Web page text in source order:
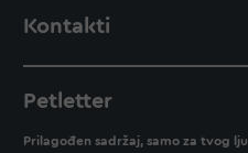
Kontakti
Petletter
Prilagođen sadržaj, samo za tvog